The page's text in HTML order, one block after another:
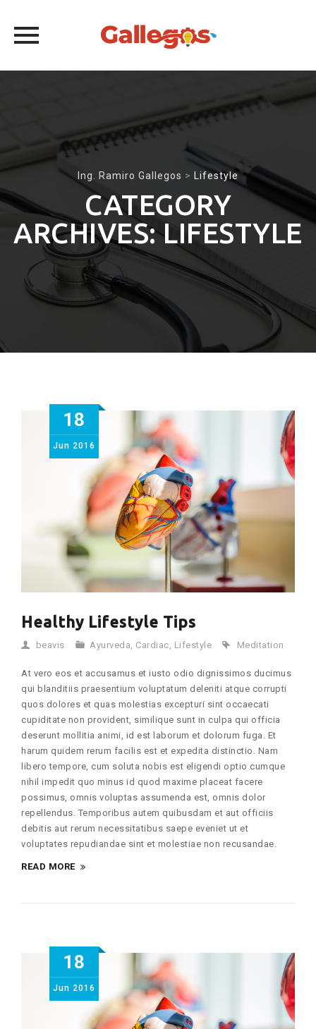
Ing. Ramiro Gallegos > Lifestyle
CATEGORY
ARCHIVES:LIFESTYLE
18
Jun 2016
Healthy Lifestyle Tips
beavis Ayurveda, Cardiac, Lifestyle Meditation
At vero eos et accusamus et iusto odio dignissimos ducimus
qui blanditiis praesentium voluptatum deleniti atque corrupti
quos dolores et quas molestias excepturi sint occaecati
cupiditate non provident, similique sunt in culpa qui officia
deserunt mollitia animi, id est laborum et dolorum fuga. Et
harum quidem rerum facilis est et expedita distinctio. Nam
libero tempore, cum soluta nobis est eligendi optio cumque
nihil impedit quo minus id quod maxime placeat facere
possimus, omnis voluptas assumenda est, omnis dolor
repellendus. Temporibus autem quibusdam et aut officiis
debitis aut rerum necessitatibus saepe eveniet ut et
voluptates repudiandae sint et molestiae non recusandae.
READ MORE
18
Jun 2016